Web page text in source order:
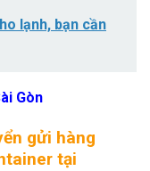
lạnh, bạn cần
Gòn
gửi hàng
tại